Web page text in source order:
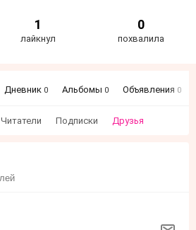
1
лайкнул
0
похвалила
Дневник 0 Альбомы 0 Объявления 0
Читатели Подписки Друзья